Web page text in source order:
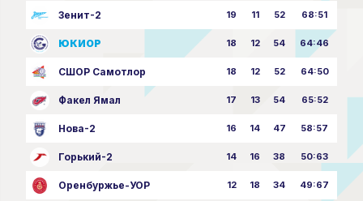
Зенит-2 19 11 52 68:51
ЮКИОР 18 12 54 64:46
СШОР Самотлор 18 12 52 64:50
Факел Ямал 17 13 54 65:52
Нова-2 16 14 47 58:57
Горький-2 14 16 38 50:63
Оренбуржье-УОР 12 18 34 49:67